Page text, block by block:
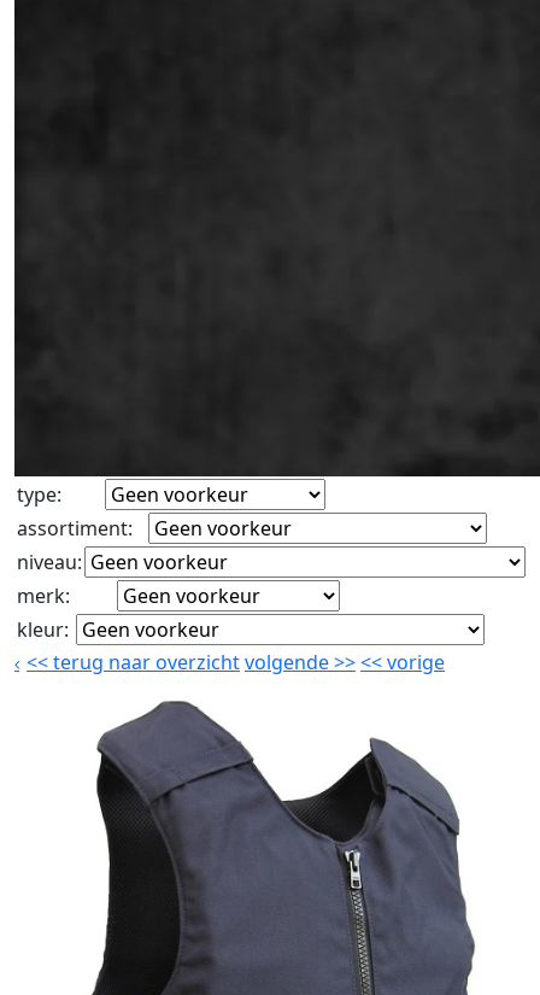
type:
assortiment:
niveau:
merk:
kleur:
<<terug naar overzichtvolgende>><<vorige